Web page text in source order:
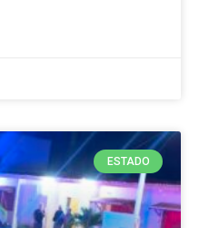
ESTADO